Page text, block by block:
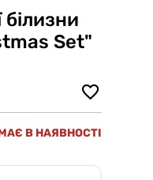
Set"
В НАЯВНОСТІ